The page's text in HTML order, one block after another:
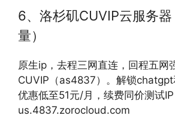
6、洛杉矶CUVIP云服务
量）
原生ip，去程三网直连，回程五网
CUVIP（as4837）。解锁
优惠低至51元/月，续费同价测试IP
us.4837.zorocloud.com